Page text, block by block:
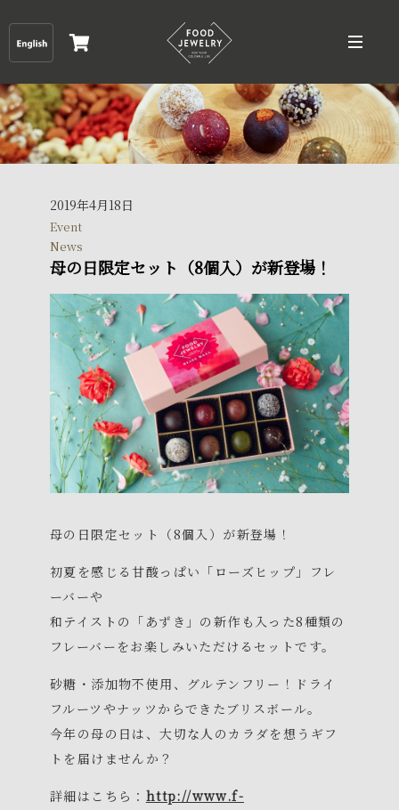
2019年4月18日
Event
News
母の日限定セット（8個入）が新登場！
母の日限定セット（8個入）が新登場！
初夏を感じる甘酸っぱい「ローズヒップ」フレ
ーバーや
和テイストの「あずき」の新作も入った8種類の
フレーバーをお楽しみいただけるセットです。
砂糖・添加物不使用、グルテンフリー！ドライ
フルーツやナッツからできたブリスボール。
今年の母の日は、大切な人のカラダを想うギフ
トを届けませんか？
詳細はこちら： http://www.f-